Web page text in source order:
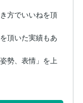
方でいいねを頂
頂いた実績もあ
勢、表情」を上